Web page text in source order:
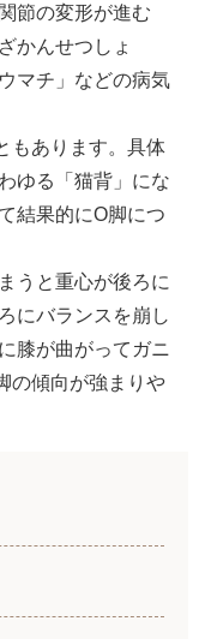
節の変形が進む
かんせつしょ
マチ」などの病気
もあります。具体
ゆる「猫背」にな
結果的にO脚につ
うと重心が後ろに
にバランスを崩し
膝が曲がってガニ
の傾向が強まりや